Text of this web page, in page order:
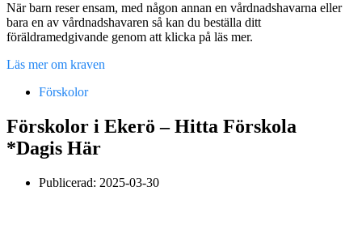
När barn reser ensam, med någon annan en vårdnadshavarna eller
bara en av vårdnadshavaren så kan du beställa ditt
föräldramedgivande genom att klicka på läs mer.
Läs mer om kraven
Förskolor
Förskolor i Ekerö – Hitta Förskola
*Dagis Här
Publicerad: 2025-03-30